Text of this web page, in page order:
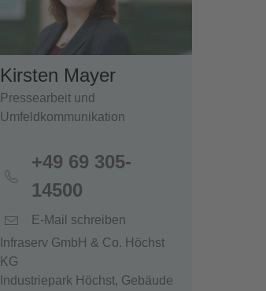
Kirsten Mayer
Pressearbeit und
Umfeldkommunikation
+49 69 305-
14500
E-Mail schreiben
Infraserv GmbH & Co. Höchst
KG
Industriepark Höchst, Gebäude